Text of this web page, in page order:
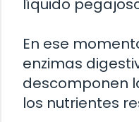
líquido
En ese
enzimas
descomponen
los nutrientes